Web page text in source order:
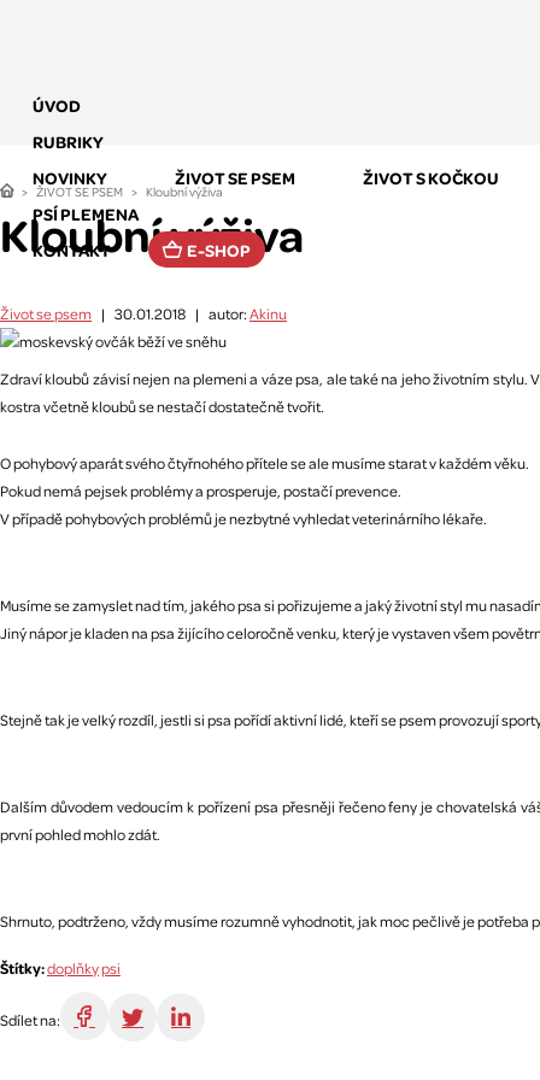
ÚVOD
RUBRIKY
NOVINKY
ŽIVOT SE PSEM
ŽIVOT S KOČKOU
PSÍ PLEMENA
KONTAKT
E-SHOP
ŽIVOT SE PSEM Kloubní výživa
Kloubní výživa
Život se psem | 30.01.2018 | autor:Akinu
Zdraví kloubů závisí nejen na plemeni a váze psa, ale také na jeho životním
kostra včetně kloubů se nestačí dostatečně tvořit.
O pohybový aparát svého čtyřnohého přítele se ale musíme starat v každém věku.
Pokud nemá pejsek problémy a prosperuje, postačí prevence.
V případě pohybových problémů je nezbytné vyhledat veterinárního lékaře.
Musíme se zamyslet nad tím, jakého psa si pořizujeme a jaký životní styl mu
Jiný nápor je kladen na psa žijícího celoročně venku, který je vystaven všem
Stejně tak je velký rozdíl, jestli si psa pořídí aktivní lidé, kteří se psem provozují
Dalším důvodem vedoucím k pořízení psa přesněji řečeno feny je chovatelská
první pohled mohlo zdát.
Shrnuto, podtrženo, vždy musíme rozumně vyhodnotit, jak moc pečlivě je potřeba
Štítky:doplňkypsi
Sdílet na: